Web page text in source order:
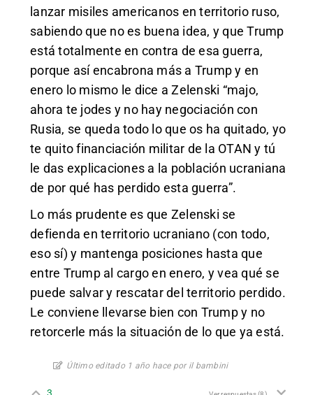
lanzar misiles americanos en territorio ruso,
sabiendo que no es buena idea, y que Trump
está totalmente en contra de esa guerra,
porque así encabrona más a Trump y en
enero lo mismo le dice a Zelenski “majo,
ahora te jodes y no hay negociación con
Rusia, se queda todo lo que os ha quitado, yo
te quito financiación militar de la OTAN y tú
le das explicaciones a la población ucraniana
de por qué has perdido esta guerra”.
Lo más prudente es que Zelenski se
defienda en territorio ucraniano (con todo,
eso sí) y mantenga posiciones hasta que
entre Trump al cargo en enero, y vea qué se
puede salvar y rescatar del territorio perdido.
Le conviene llevarse bien con Trump y no
retorcerle más la situación de lo que ya está.
Último editado 1 año hace por il bambini
3